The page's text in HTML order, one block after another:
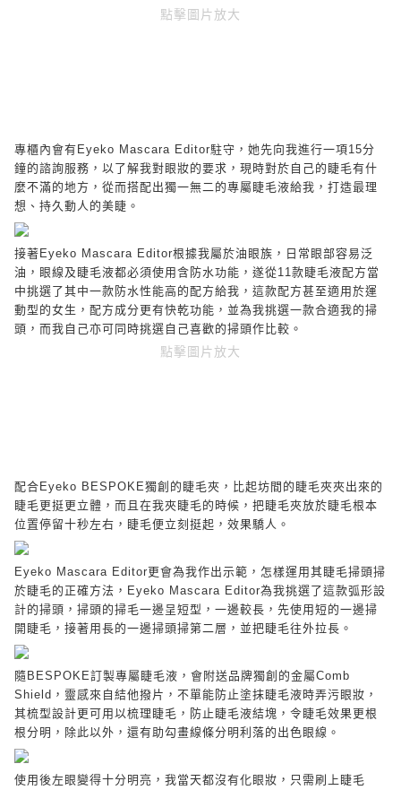
點擊圖片放大
專櫃內會有 Eyeko Mascara Editor駐守，她先向我進行一項15分
鐘的諮詢服務，以了解我對眼妝的要求，現時對於自己的睫毛有什
麼不滿的地方，從而搭配出獨一無二的專屬睫毛液給我，打造最理
想、持久動人的美睫。
接著 Eyeko Mascara Editor根據我屬於油眼族，日常眼部容易泛
油，眼線及睫毛液都必須使用含防水功能，遂從11 款睫毛液配方當
中挑選了其中一款防水性能高的配方給我，這款配方甚至適用於運
動型的女生，配方成分更有快乾功能，並為我挑選一款合適我的掃
頭，而我自己亦可同時挑選自己喜歡的掃頭作比較。
點擊圖片放大
配合Eyeko BESPOKE獨創的睫毛夾，比起坊間的睫毛夾夾出來的
睫毛更挺更立體，而且在我夾睫毛的時候，把睫毛夾放於睫毛根本
位置停留十秒左右，睫毛便立刻挺起，效果驕人。
Eyeko Mascara Editor更會為我作出示範，怎樣運用其睫毛掃頭掃
於睫毛的正確方法， Eyeko Mascara Editor為我挑選了這款弧形設
計的掃頭，掃頭的掃毛一邊呈短型，一邊較長，先使用短的一邊掃
開睫毛，接著用長的一邊掃頭掃第二層，並把睫毛往外拉長。
隨BESPOKE訂製專屬睫毛液，會附送品牌獨創的金屬Comb
Shield ，靈感來自結他撥片，不單能防止塗抹睫毛液時弄污眼妝，
其梳型設計更可用以梳理睫毛，防止睫毛液結塊，令睫毛效果更根
根分明，除此以外，還有助勾畫線條分明利落的出色眼線。
使用後左眼變得十分明亮，我當天都沒有化眼妝，只需刷上睫毛